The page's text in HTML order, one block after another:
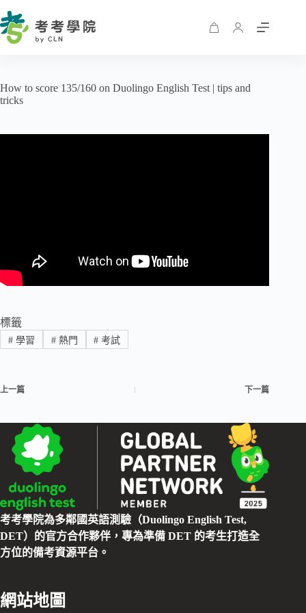
How to score 135/160 on Duolingo English Test | tips and
tricks
標籤
#學習 #熱門 # 考試
上一篇 下一篇
考考學院為多鄰國英語測驗（Duolingo English Test,
DET）的官方合作夥伴，專為準備 DET 的考生打造全
方位的備考資源平台。
網站地圖